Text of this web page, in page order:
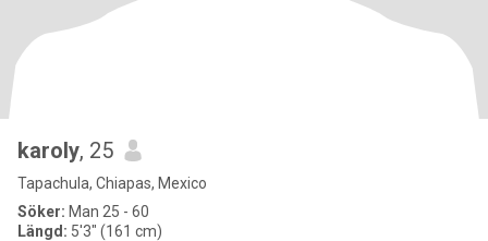
karoly, 25
Tapachula, Chiapas, Mexico
Söker: Man 25 - 60
Längd: 5'3" (161 cm)